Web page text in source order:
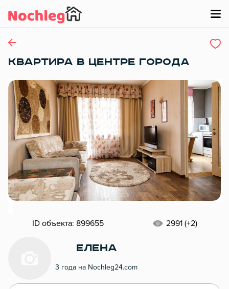
КВАРТИРА В ЦЕНТРЕ ГОРОДА
ID объекта: 899655 2991 (+2)
Елена
3 года на Nochleg24.com